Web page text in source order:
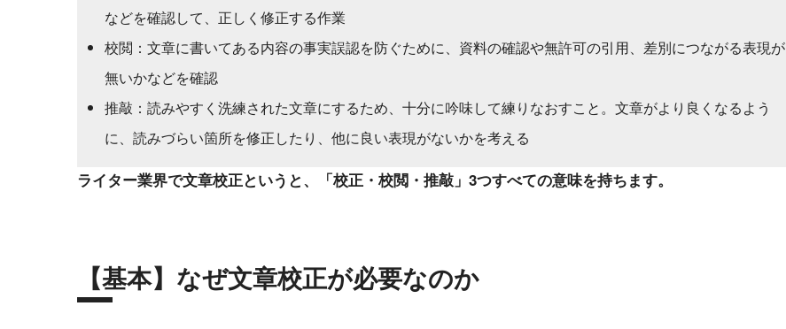
などを確認して、正しく修正する作業
校閲：文章に書いてある内容の事実誤認を防ぐために、資料の確認や無許可の引用、差別につながる表現が
無いかなどを確認
推敲：読みやすく洗練された文章にするため、十分に吟味して練りなおすこと。文章がより良くなるよう
に、読みづらい箇所を修正したり、他に良い表現がないかを考える
ライター業界で文章校正というと、「校正・校閲・推敲」3つすべての意味を持ちます。
【基本】なぜ文章校正が必要なのか